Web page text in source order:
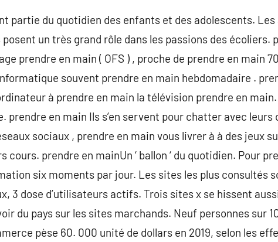
partie du quotidien des enfants et des adolescents. Les
un très grand rôle dans les passions des écoliers.
prendre en main ( OFS ) , proche de prendre en main
souvent prendre en main hebdomadaire .
à prendre en main la télévision prendre en
prendre en main Ils s’en servent pour chatter avec
sociaux , prendre en main vous livrer à à des jeux
cours. prendre en mainUn ‘ ballon ‘ du quotidien. Pour
six moments par jour. Les sites les plus consultés
3 dose d’utilisateurs actifs. Trois sites x se hissent
du pays sur les sites marchands. Neuf personnes sur
pèse 60. 000 unité de dollars en 2019, selon les